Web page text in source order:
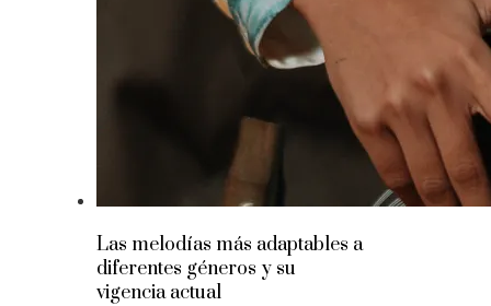
Las melodías más adaptables a
diferentes géneros y su
vigencia actual